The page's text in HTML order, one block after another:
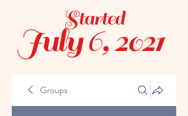
July 6, 2021
Started
Groups